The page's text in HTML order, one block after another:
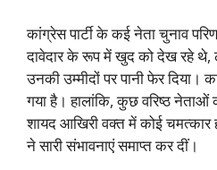
कांग्रेस पार्टी के कई नेता चुनाव
दावेदार के रूप में खुद को देख रहे थे,
उनकी उम्मीदों पर पानी फेर दिया।
गया है। हालांकि, कुछ वरिष्ठ नेताओं
शायद आखिरी वक्त में कोई
ने सारी संभावनाएं समाप्त कर दीं।